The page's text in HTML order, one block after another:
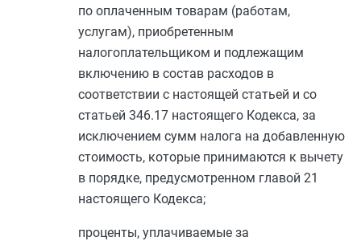
по оплаченным товарам (работам,
услугам), приобретенным
налогоплательщиком и подлежащим
включению в состав расходов в
соответствии с настоящей статьей и со
статьей 346.17 настоящего Кодекса, за
исключением сумм налога на добавленную
стоимость, которые принимаются к вычету
в порядке, предусмотренном главой 21
настоящего Кодекса;
проценты, уплачиваемые за